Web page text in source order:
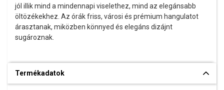
jól illik mind a mindennapi viselethez, mind az elegánsabb
öltözékekhez. Az órák friss, városi és prémium hangulatot
árasztanak, miközben könnyed és elegáns dizájnt
sugároznak.
Termékadatok